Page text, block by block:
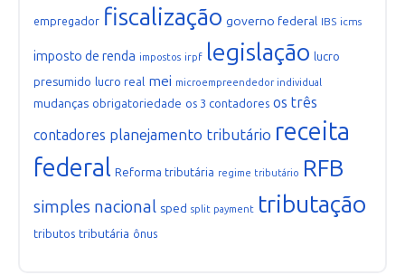
empregador fiscalização governo federal IBS icms
imposto de renda impostos irpf legislação lucro
presumido lucro real mei microempreendedor individual
mudanças obrigatoriedade os 3 contadores os três
contadores planejamento tributário receita
federal Reforma tributária regime tributário RFB
simples nacional sped split payment tributação
tributos tributária ônus